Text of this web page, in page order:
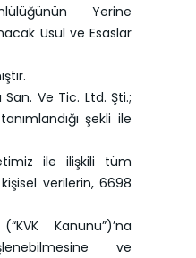
Yerine
Usul ve Esaslar
Ve Tic. Ltd. Şti.;
şekli ile
ile ilişkili tüm
verilerin, 6698
Kanunu”)’na
ve